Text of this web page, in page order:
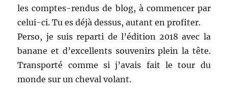
les comptes-rendus de blog, à commencer par
celui-ci. Tu es déjà dessus, autant en profiter.
Perso, je suis reparti de l’édition 2018 avec la
banane et d’excellents souvenirs plein la tête.
Transporté comme si j’avais fait le tour du
monde sur un cheval volant.